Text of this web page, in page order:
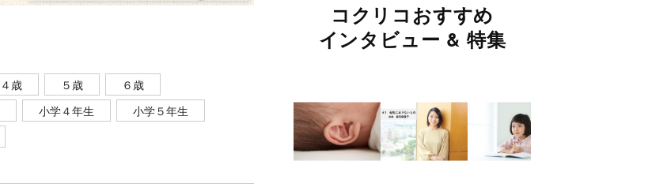
４歳 ５歳
６歳
小学４年生
小学５年生
コクリコおすすめ
インタビュー & 特集